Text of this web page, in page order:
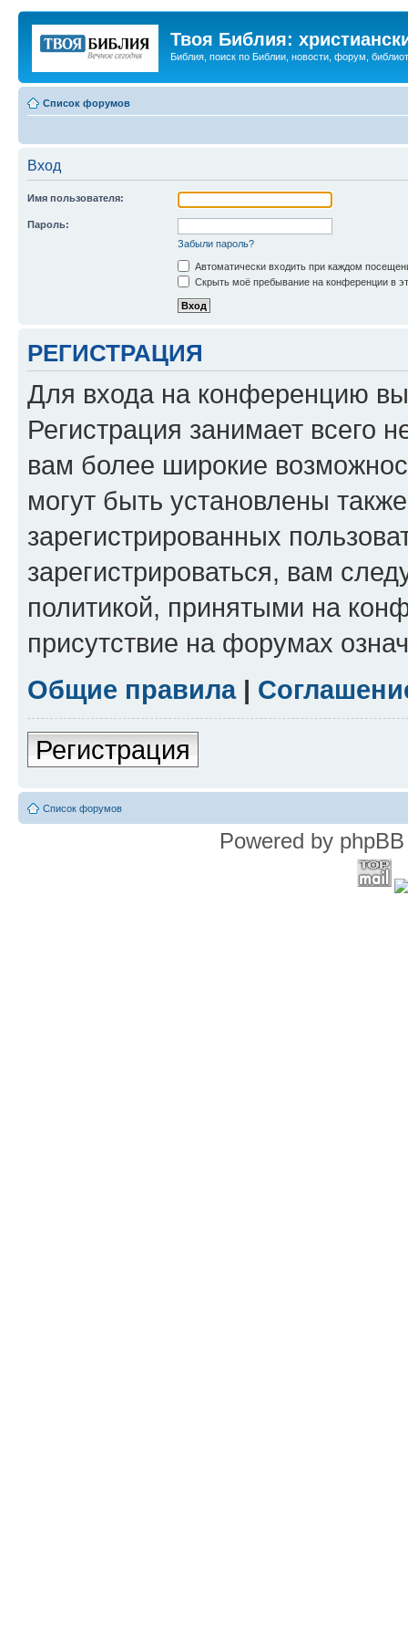
Твоя Библия:
Библия, поиск по Библии, новости, форум,
Список форумов
Вход
Имя пользователя:
Пароль:
Забыли пароль?
Автоматически входить при каждом
Скрыть моё пребывание на конференции в
РЕГИСТРАЦИЯ
Для входа на конференцию
Регистрация занимает всего
вам более широкие
могут быть установлены
зарегистрированных
зарегистрироваться, вам
политикой, принятыми на
присутствие на форумах
Общие правила|
Регистрация
Список форумов
Powered by